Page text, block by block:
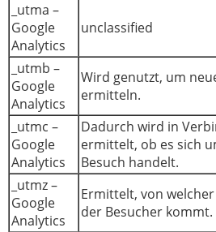
_utma –
Google
Analytics
unclassified
_utmb –
Google
Analytics
Wird genutzt, um
ermitteln.
_utmc –
Google
Analytics
Dadurch wird in
ermittelt, ob es sich
Besuch handelt.
_utmz –
Google
Analytics
Ermittelt, von
der Besucher kommt.